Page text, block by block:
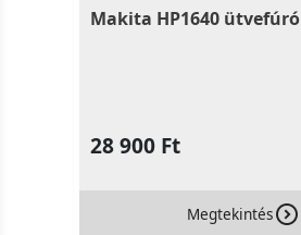
Makita HP1640 ütvefúró
28 900 Ft
Megtekintés